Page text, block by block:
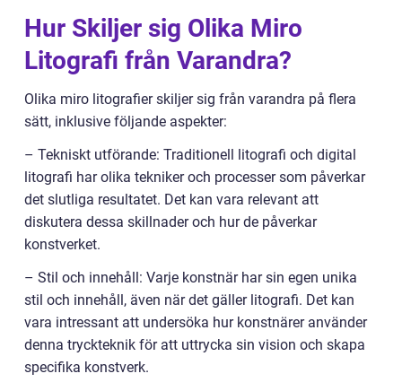
Hur Skiljer sig Olika Miro
Litografi från Varandra?
Olika miro litografier skiljer sig från varandra på flera
sätt, inklusive följande aspekter:
– Tekniskt utförande: Traditionell litografi och digital
litografi har olika tekniker och processer som påverkar
det slutliga resultatet. Det kan vara relevant att
diskutera dessa skillnader och hur de påverkar
konstverket.
– Stil och innehåll: Varje konstnär har sin egen unika
stil och innehåll, även när det gäller litografi. Det kan
vara intressant att undersöka hur konstnärer använder
denna tryckteknik för att uttrycka sin vision och skapa
specifika konstverk.